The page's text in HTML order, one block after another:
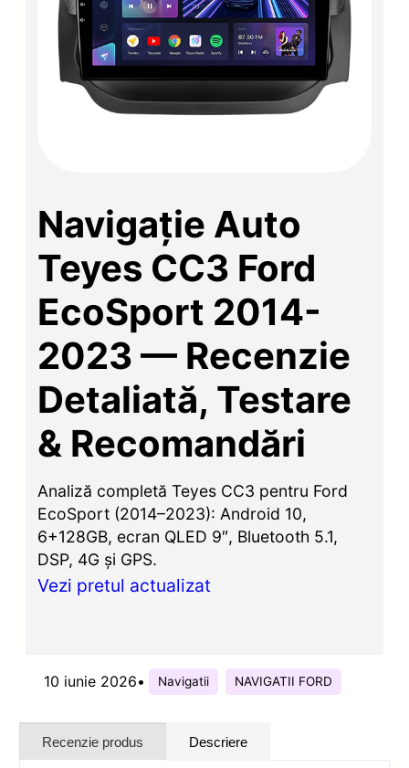
Navigație Auto
Teyes CC3 Ford
EcoSport 2014-
2023 — Recenzie
Detaliată, Testare
& Recomandări
Analiză completă Teyes CC3 pentru Ford
EcoSport (2014–2023): Android 10,
6+128GB, ecran QLED 9″, Bluetooth 5.1,
DSP, 4G și GPS.
Vezi pretul actualizat
10 iunie 2026• Navigatii NAVIGATII FORD
Recenzie produs Descriere